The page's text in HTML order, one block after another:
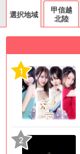
選択地域
甲信越
北陸
1
2